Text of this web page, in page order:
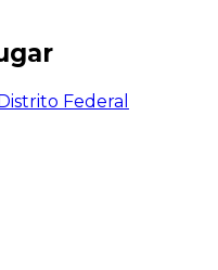
Distrito Federal